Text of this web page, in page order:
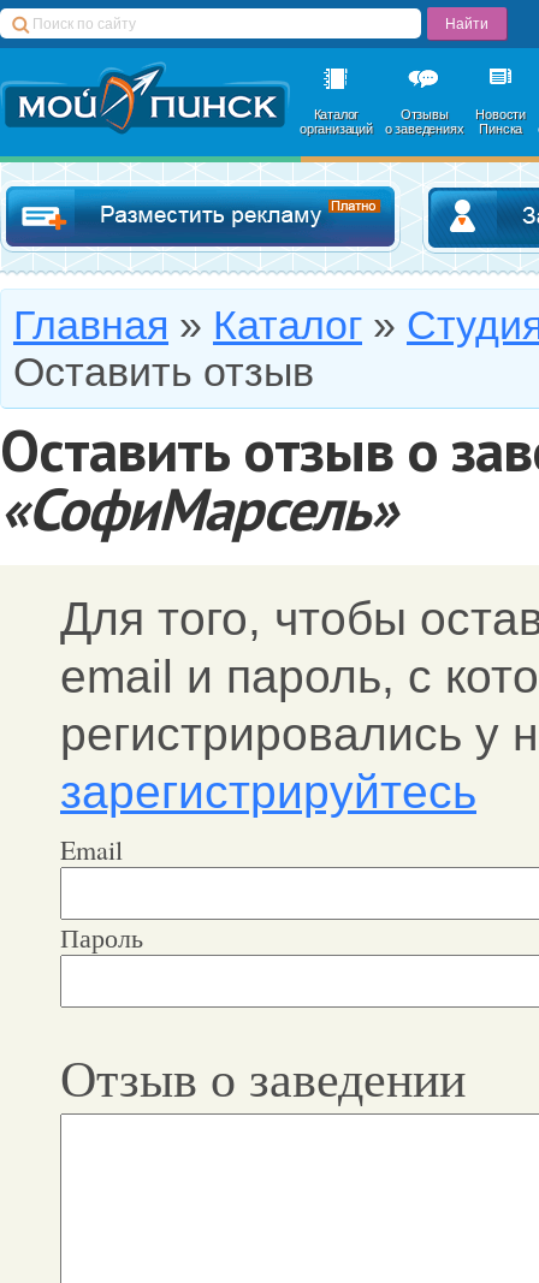
Каталог
организаций
Отзывы
о заведениях
Новости
Пинска
Добавить в
Главная » Каталог »
Оставить отзыв
Оставить отзыв о
«СофиМарсель»
Для того, чтобы
email и пароль, c
регистрировались у
зарегистрируйтесь
Email
Пароль
Отзыв о заведении